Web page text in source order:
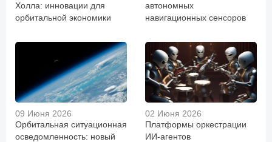
Холла: инновации для
орбитальной экономики
автономных
навигационных сенсоров
09 Июня 2026
Орбитальная ситуационная
осведомленность: новый
02 Июня 2026
Платформы оркестрации
ИИ-агентов